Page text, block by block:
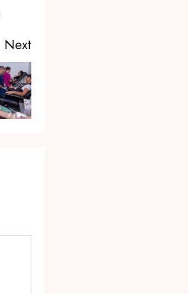
Next